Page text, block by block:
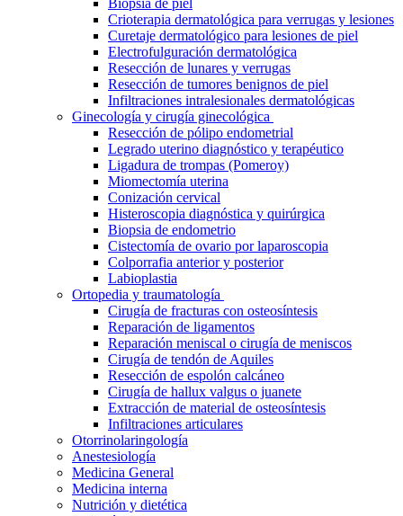
Biopsia de piel
Crioterapia dermatológica para verrugas y lesiones
Curetaje dermatológico para lesiones de piel
Electrofulguración dermatológica
Resección de lunares y verrugas
Resección de tumores benignos de piel
Infiltraciones intralesionales dermatológicas
Ginecología y cirugía ginecológica
Resección de pólipo endometrial
Legrado uterino diagnóstico y terapéutico
Ligadura de trompas (Pomeroy)
Miomectomía uterina
Conización cervical
Histeroscopia diagnóstica y quirúrgica
Biopsia de endometrio
Cistectomía de ovario por laparoscopia
Colporrafia anterior y posterior
Labioplastia
Ortopedia y traumatología
Cirugía de fracturas con osteosíntesis
Reparación de ligamentos
Reparación meniscal o cirugía de meniscos
Cirugía de tendón de Aquiles
Resección de espolón calcáneo
Cirugía de hallux valgus o juanete
Extracción de material de osteosíntesis
Infiltraciones articulares
Otorrinolaringología
Anestesiología
Medicina General
Medicina interna
Nutrición y dietética